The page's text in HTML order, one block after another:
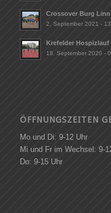
Crossover Burg
2. September 2021 -
Krefelder Hospizlauf
18. September 2020 -
ÖFFNUNGSZEITEN
Mo und Di: 9-12 Uhr
Mi und Fr im Wechsel: 9-
Do: 9-15 Uhr